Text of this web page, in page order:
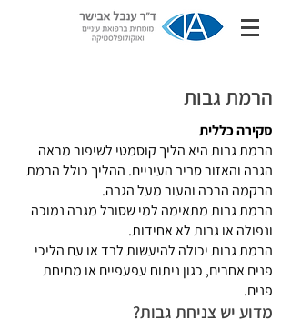
הרמת גבות
סקירה כללית
הרמת גבות היא הליך קוסמטי לשיפור מראה
הגבה והאזור סביב העיניים. ההליך כולל הרמת
הרקמה הרכה והעור מעל הגבה.
הרמת גבות מתאימה למי שסובל מגבה נמוכה
ונפולה או גבות לא אחידות.
הרמת גבות יכולה להיעשות לבד או עם הליכי
פנים אחרים, כגון ניתוח עפעפיים או מתיחת
פנים.
מדוע יש צניחת גבות?